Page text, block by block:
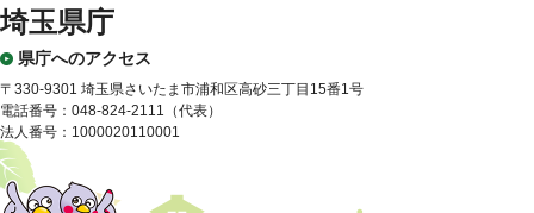
埼玉県庁
県庁へのアクセス
〒330-9301 埼玉県さいたま市浦和区高砂三丁目15番1号
電話番号：048-824-2111（代表）
法人番号：1000020110001